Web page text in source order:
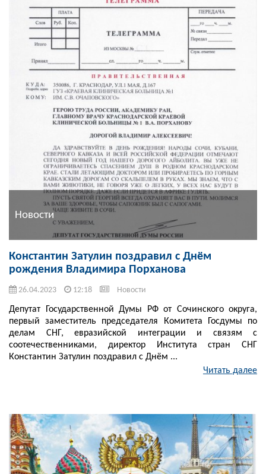
Новости
Константин Затулин поздравил с Днём
рождения Владимира Порханова
26.04.2023 12:18 Новости
Депутат Государственной Думы РФ от Сочинского округа,
первый заместитель председателя Комитета Госдумы по
делам СНГ, евразийской интеграции и связям с
соотечественниками, директор Института стран СНГ
Константин Затулин поздравил с Днём ...
Читать далее